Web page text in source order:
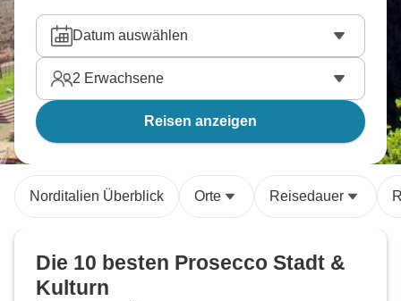
Datum auswählen
2 Erwachsene
Reisen anzeigen
Norditalien Überblick Orte Reisedauer
Die 10 besten Prosecco Stadt &
Kulturn